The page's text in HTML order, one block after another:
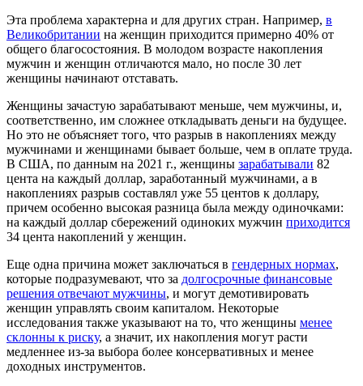
Эта проблема характерна и для других стран. Например, в
Великобритании на женщин приходится примерно 40% от
общего благосостояния. В молодом возрасте накопления
мужчин и женщин отличаются мало, но после 30 лет
женщины начинают отставать.
Женщины зачастую зарабатывают меньше, чем мужчины, и,
соответственно, им сложнее откладывать деньги на будущее.
Но это не объясняет того, что разрыв в накоплениях между
мужчинами и женщинами бывает больше, чем в оплате труда.
В США, по данным на 2021 г., женщины зарабатывали 82
цента на каждый доллар, заработанный мужчинами, а в
накоплениях разрыв составлял уже 55 центов к доллару,
причем особенно высокая разница была между одиночками:
на каждый доллар сбережений одиноких мужчин приходится
34 цента накоплений у женщин.
Еще одна причина может заключаться в гендерных нормах,
которые подразумевают, что за долгосрочные финансовые
решения отвечают мужчины, и могут демотивировать
женщин управлять своим капиталом. Некоторые
исследования также указывают на то, что женщины менее
склонны к риску, а значит, их накопления могут расти
медленнее из-за выбора более консервативных и менее
доходных инструментов.